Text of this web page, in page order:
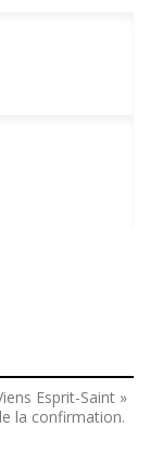
Esprit-Saint »
la confirmation.